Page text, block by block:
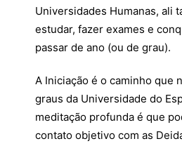
Universidades Humanas, ali
estudar, fazer exames e
passar de ano (ou de grau).
A Iniciação é o caminho que
graus da Universidade do
meditação profunda é que
contato objetivo com as